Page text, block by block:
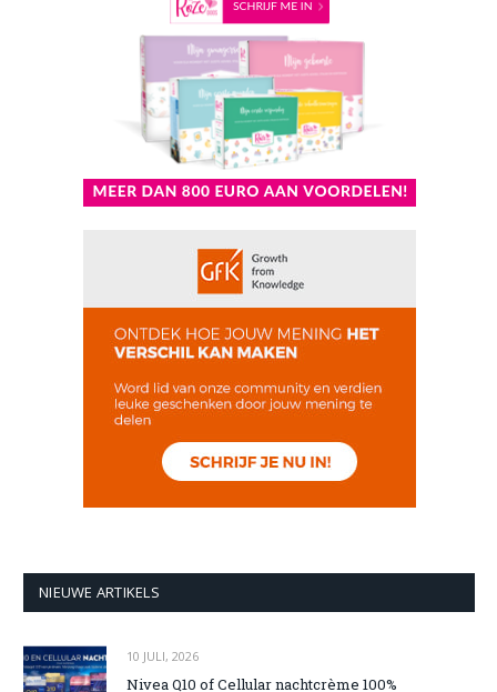
NIEUWE ARTIKELS
10 JULI, 2026
Nivea Q10 of Cellular nachtcrème 100%